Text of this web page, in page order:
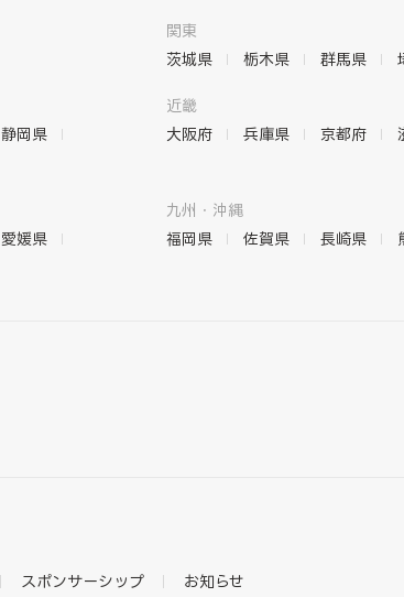
関東
茨城県
栃木県 群馬県
静岡県
近畿
大阪府
兵庫県 京都府
愛媛県
九州・沖縄
福岡県
佐賀県 長崎県
スポンサーシップ お知らせ